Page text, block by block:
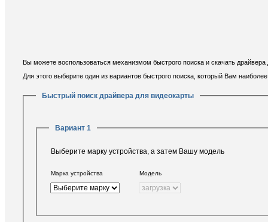
Вы можете воспользоваться механизмом быстрого поиска и скачать
Для этого выберите один из вариантов быстрого поиска, который Вам
Быстрый поиск драйвера для видеокарты
Вариант 1
Выберите марку устройства, а затем Вашу модель
Марка устройства Модель